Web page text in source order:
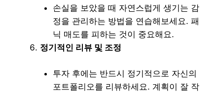
손실을 보았을 때 자연스럽게 생기는 감
정을 관리하는 방법을 연습해보세요. 패
닉 매도를 피하는 것이 중요해요.
정기적인 리뷰 및 조정
투자 후에는 반드시 정기적으로 자신의
포트폴리오를 리뷰하세요. 계획이 잘 작